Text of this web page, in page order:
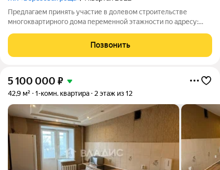
Предлагаем принять участие в долевом строительстве
многоквартирного дома переменной этажности по адресу:
керамического кирпича со своей крышной газовой котельной,
с установкой индивидуальных
Позвонить
5 100 000 ₽
42,9 м² 1-комн. квартира 2 этаж из 12